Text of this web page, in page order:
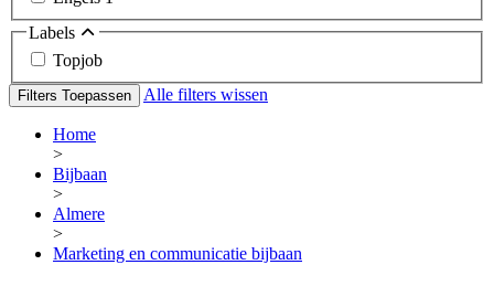
Labels
Topjob
Filters Toepassen Alle filters wissen
Home
>
Bijbaan
>
Almere
>
Marketing en communicatie bijbaan